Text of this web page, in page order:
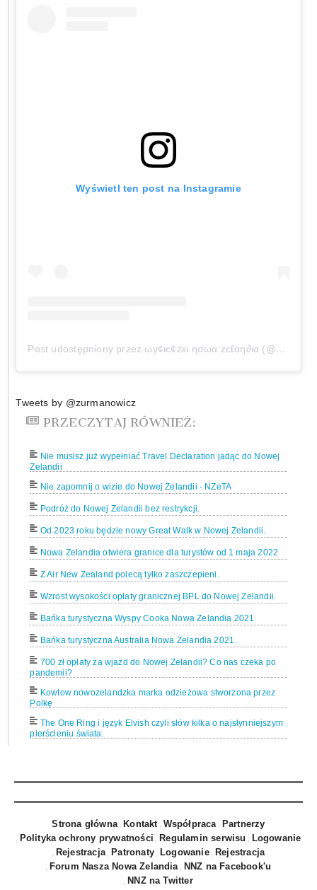
Wyświetl ten post na Instagramie
Post udostępniony przez ωу¢ιє¢zкι ησωα zєℓαη∂ια (@wycieczkinowazelandia)
Tweets by @zurmanowicz
PRZECZYTAJ RÓWNIEŻ:
Nie musisz już wypełniać Travel Declaration jadąc do Nowej
Zelandii
Nie zapomnij o wizie do Nowej Zelandii - NZeTA
Podróż do Nowej Zelandii bez restrykcji.
Od 2023 roku będzie nowy Great Walk w Nowej Zelandii.
Nowa Zelandia otwiera granice dla turystów od 1 maja 2022
Z Air New Zealand polecą tylko zaszczepieni.
Wzrost wysokości opłaty granicznej BPL do Nowej Zelandii.
Bańka turystyczna Wyspy Cooka Nowa Zelandia 2021
Bańka turystyczna Australia Nowa Zelandia 2021
700 zł opłaty za wjazd do Nowej Zelandii? Co nas czeka po
pandemii?
Kowtow nowozelandzka marka odzieżowa stworzona przez
Polkę
The One Ring i język Elvish czyli słów kilka o najsłynniejszym
pierścieniu świata.
Rzeka Waiho zmyła most w okolicy Franz Josef. Drogi
zamknięte.
Wiza turystyczna dla Polaków do Nowej Zelandii?
Nowa Zelandia 8 w rankingu najszczęśliwszych krajów świata
Strona główna Kontakt Współpraca
Partnerzy
Polityka ochrony prywatności
Regulamin serwisu
Logowanie
Rejestracja
Patronaty Logowanie
Rejestracja
Forum Nasza Nowa Zelandia
NNZ na Facebook'u
NNZ na Twitter